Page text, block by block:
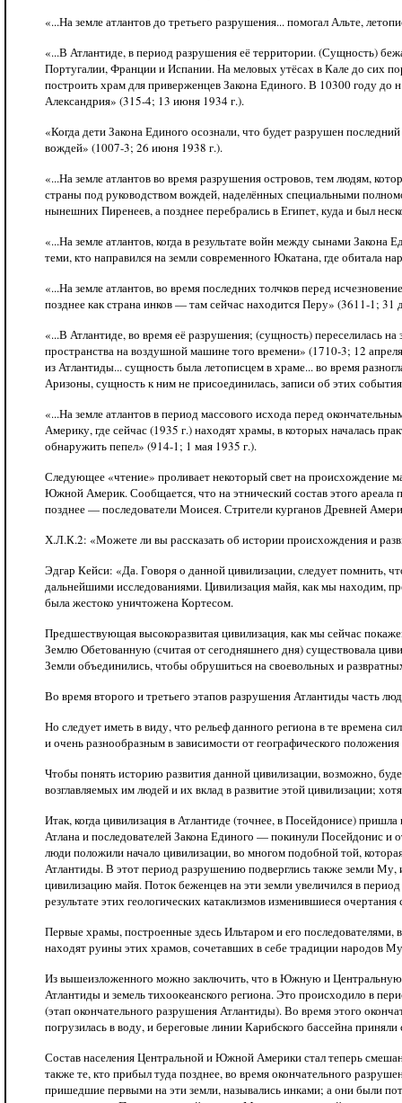
«...На земле атлантов до третьего разрушения... помогал Альте,
«...В Атлантиде, в период разрушения её территории. (Сущность)
Португалии, Франции и Испании. На меловых утёсах в Кале до сих
построить храм для приверженцев Закона Единого. В 10300 году до
Александрия» (315-4; 13 июня 1934 г.).
«Когда дети Закона Единого осознали, что будет разрушен
вождей» (1007-3; 26 июня 1938 г.).
«...На земле атлантов во время разрушения островов, тем людям,
страны под руководством вождей, наделённых специальными
нынешних Пиренеев, а позднее перебрались в Египет, куда и был
«...На земле атлантов, когда в результате войн между сынами
теми, кто направился на земли современного Юкатана, где обитала
«...На земле атлантов, во время последних толчков перед
позднее как страна инков — там сейчас находится Перу» (3611-1; 31
«...В Атлантиде, во время её разрушения; (сущность) переселилась
пространства на воздушной машине того времени» (1710-3; 12
из Атлантиды... сущность была летописцем в храме... во время
Аризоны, сущность к ним не присоединилась, записи об этих
«...На земле атлантов в период массового исхода перед
Америку, где сейчас (1935 г.) находят храмы, в которых началась
обнаружить пепел» (914-1; 1 мая 1935 г.).
Следующее «чтение» проливает некоторый свет на происхождение
Южной Америк. Сообщается, что на этнический состав этого ареала
позднее — последователи Моисея. Стрители курганов Древней
Х.Л.К.2: «Можете ли вы рассказать об истории происхождения и
Эдгар Кейси: «Да. Говоря о данной цивилизации, следует помнить,
дальнейшими исследованиями. Цивилизация майя, как мы находим,
была жестоко уничтожена Кортесом.
Предшествующая высокоразвитая цивилизация, как мы сейчас
Землю Обетованную (считая от сегодняшнего дня) существовала
Земли объединились, чтобы обрушиться на своевольных и
Во время второго и третьего этапов разрушения Атлантиды часть
Но следует иметь в виду, что рельеф данного региона в те времена
и очень разнообразным в зависимости от географического
Чтобы понять историю развития данной цивилизации, возможно,
возглавляемых им людей и их вклад в развитие этой цивилизации;
Итак, когда цивилизация в Атлантиде (точнее, в Посейдонисе)
Атлана и последователей Закона Единого — покинули Посейдонис и
люди положили начало цивилизации, во многом подобной той,
Атлантиды. В этот период разрушению подверглись также земли
цивилизацию майя. Поток беженцев на эти земли увеличился в
результате этих геологических катаклизмов изменившиеся
Первые храмы, построенные здесь Ильтаром и его
находят руины этих храмов, сочетавших в себе традиции народов
Из вышеизложенного можно заключить, что в Южную и
Атлантиды и земель тихоокеанского региона. Это происходило в
(этап окончательного разрушения Атлантиды). Во время этого
погрузилась в воду, и береговые линии Карибского бассейна
Состав населения Центральной и Южной Америки стал теперь
также те, кто прибыл туда позднее, во время окончательного
пришедшие первыми на эти земли, назывались инками; а они были